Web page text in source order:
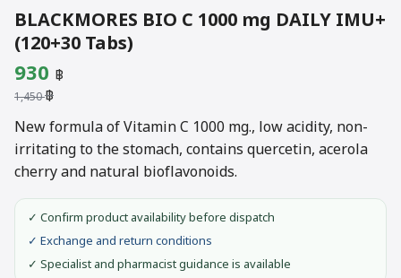
BLACKMORES BIO C 1000 mg DAILY IMU+
(120+30 Tabs)
1,450฿
Original
price
was:
1,450 ฿.
930 ฿
is:
930 ฿.
New formula of Vitamin C 1000 mg., low acidity, non-
irritating to the stomach, contains quercetin, acerola
cherry and natural bioflavonoids.
✓ Confirm product availability before dispatch
✓ Exchange and return conditions
✓ Specialist and pharmacist guidance is available